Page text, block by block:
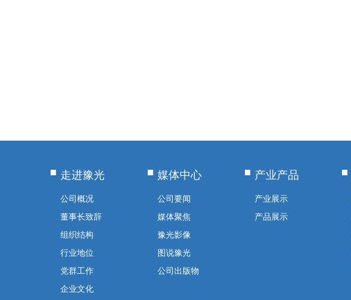
走进豫光
公司概况
董事长致辞
组织结构
行业地位
党群工作
企业文化
媒体中心
公司要闻
媒体聚焦
豫光影像
图说豫光
公司出版物
产业产品
产业展示
产品展示